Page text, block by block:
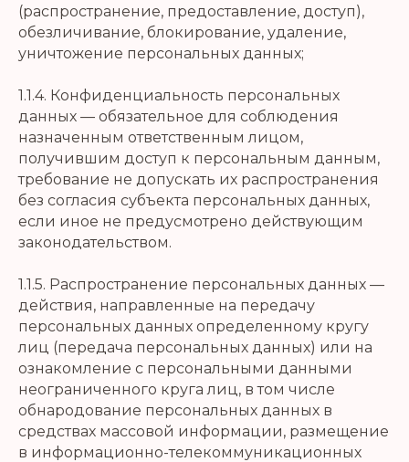
(распространение, предоставление, доступ),
обезличивание, блокирование, удаление,
уничтожение персональных данных;
1.1.4. Конфиденциальность персональных
данных — обязательное для соблюдения
назначенным ответственным лицом,
получившим доступ к персональным данным,
требование не допускать их распространения
без согласия субъекта персональных данных,
если иное не предусмотрено действующим
законодательством.
1.1.5. Распространение персональных данных —
действия, направленные на передачу
персональных данных определенному кругу
лиц (передача персональных данных) или на
ознакомление с персональными данными
неограниченного круга лиц, в том числе
обнародование персональных данных в
средствах массовой информации, размещение
в информационно-телекоммуникационных